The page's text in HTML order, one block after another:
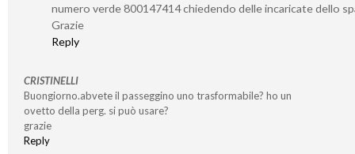
numero verde 800147414 chiedendo delle incaricate dello
Grazie
Reply
CRISTINELLI
Buongiorno.abvete il passeggino uno trasformabile? ho un
ovetto della perg. si può usare?
grazie
Reply